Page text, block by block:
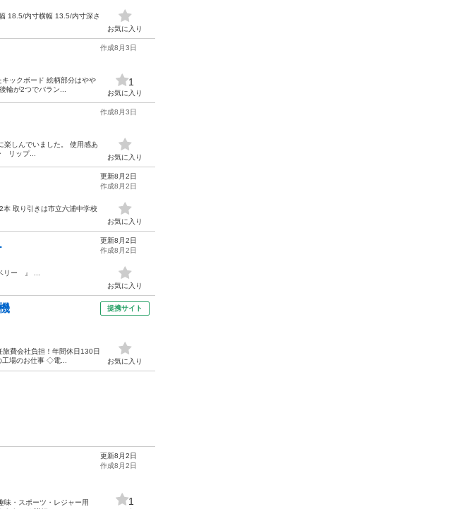
18.5/内寸横幅 13.5/内寸深さ
お気に入り
ックボード 絵柄部分はやや
輪が2つでバラン...
作成8月3日
1
お気に入り
楽しんでいました。 使用感あ
リップ...
作成8月3日
お気に入り
取り引きは市立六浦中学校
更新8月2日
作成8月2日
お気に入り
リー 』 ...
更新8月2日
作成8月2日
お気に入り
費会社負担！年間休日130日
場のお仕事 ◇電...
提携サイト
お気に入り
・スポーツ・レジャー用
更新8月2日
作成8月2日
1